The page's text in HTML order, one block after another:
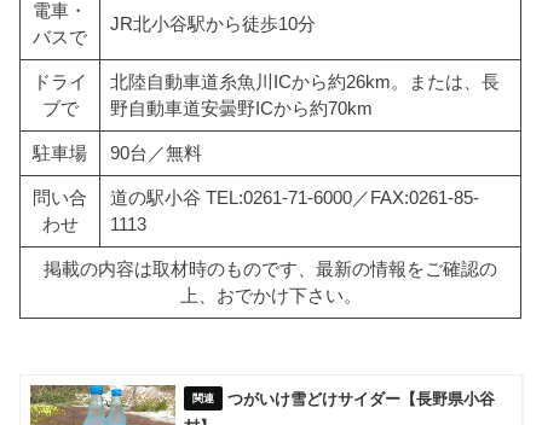
電車・
バスで
JR北小谷駅から徒歩10分
ドライ
ブで
北陸自動車道糸魚川ICから約26km。または、長
野自動車道安曇野ICから約70km
駐車場 90台／無料
問い合
わせ
道の駅小谷 TEL:0261-71-6000／FAX:0261-85-
1113
掲載の内容は取材時のものです、最新の情報をご確認の
上、おでかけ下さい。
つがいけ雪どけサイダー【長野県小谷